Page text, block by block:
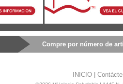
Compre por número de
INICIO